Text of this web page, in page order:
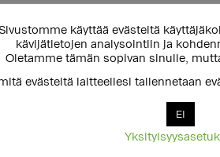
jotka eivät ole avoimia
hedelmällistä ja voi olla
nämä trollit kuuluvat
käyttää evästeitä
kävijätietojen analysointiin ja
Oletamme tämän sopivan sinulle,
evästeitä laitteellesi tallennetaan
EI